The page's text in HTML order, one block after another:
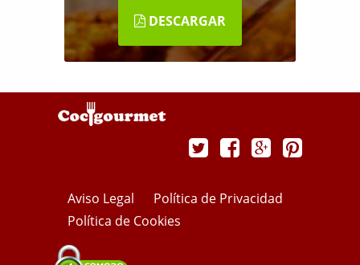
DESCARGAR
Aviso Legal
Política de Privacidad
Política de Cookies